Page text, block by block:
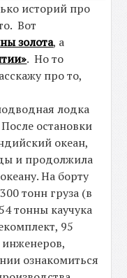
историй про
Вот
золота, а
. Но то
про то,
лодка
остановки
океан,
и продолжила
На борту
тонн груза (в
тонны каучука
95
инженеров,
ознакомиться